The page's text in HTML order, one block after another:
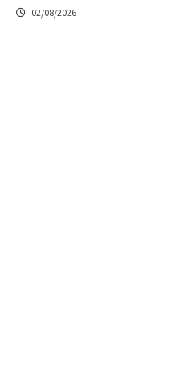
02/08/2026